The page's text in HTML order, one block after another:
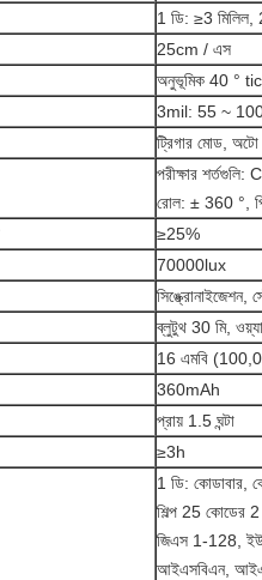
1 ডি: ≥3
25cm / এস
অনুভূমিক 40 °
3mil: 55 ~
ট্রিগার মোড, অটো
পরীক্ষার
রোল: ± 360 °,
≥25%
70000lux
সিঙ্ক্রোনাইজেশন,
ব্লুটুথ 30 মি,
16 এমবি
360mAh
প্রায় 1.5 ঘন্টা
≥3h
1 ডি:
শিল্প 25 কোডের
জিএস 1-128,
আইএসবিএন,